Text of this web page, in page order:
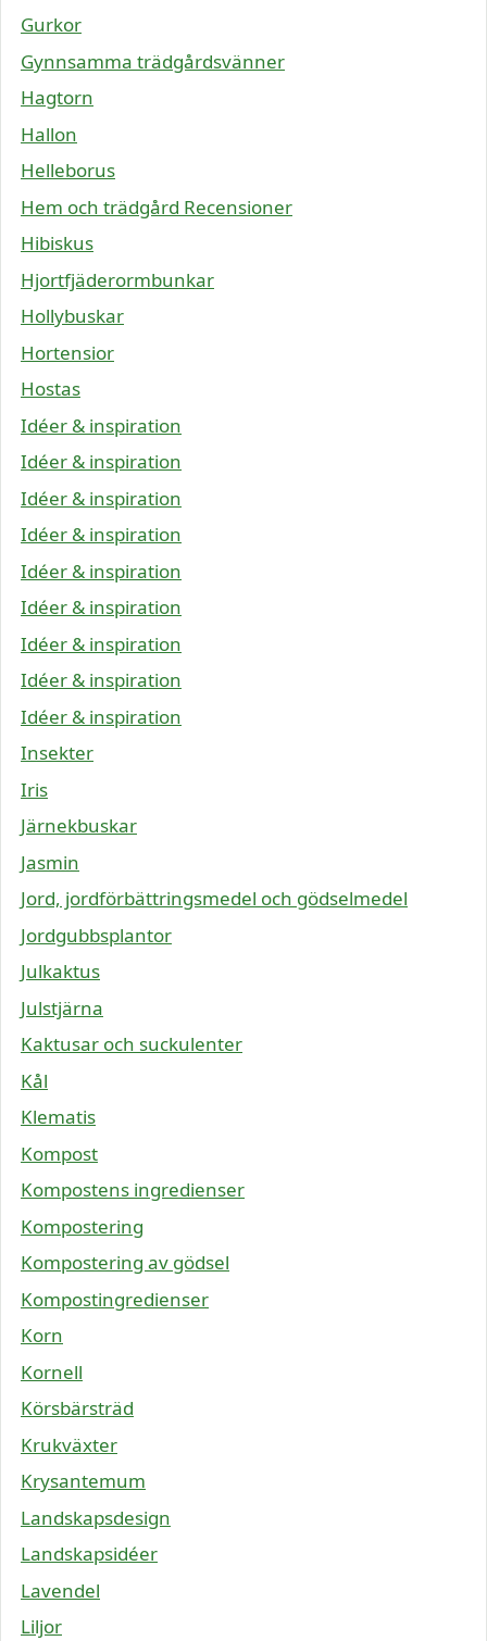
Gurkor
Gynnsamma trädgårdsvänner
Hagtorn
Hallon
Helleborus
Hem och trädgård Recensioner
Hibiskus
Hjortfjäderormbunkar
Hollybuskar
Hortensior
Hostas
Idéer & inspiration
Idéer & inspiration
Idéer & inspiration
Idéer & inspiration
Idéer & inspiration
Idéer & inspiration
Idéer & inspiration
Idéer & inspiration
Idéer & inspiration
Insekter
Iris
Järnekbuskar
Jasmin
Jord, jordförbättringsmedel och gödselmedel
Jordgubbsplantor
Julkaktus
Julstjärna
Kaktusar och suckulenter
Kål
Klematis
Kompost
Kompostens ingredienser
Kompostering
Kompostering av gödsel
Kompostingredienser
Korn
Kornell
Körsbärsträd
Krukväxter
Krysantemum
Landskapsdesign
Landskapsidéer
Lavendel
Liljor